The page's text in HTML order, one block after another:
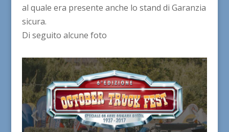
al quale era presente anche lo stand di Garanzia
sicura.
Di seguito alcune foto